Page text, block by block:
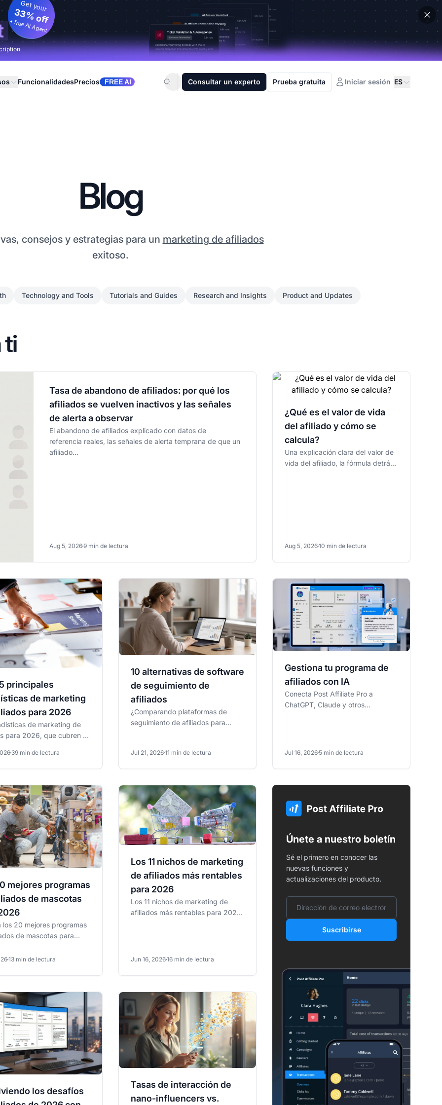
Get your
33% off
+ free AI Agent
FuncionalidadesPrecios FREE AI Consultar un experto Prueba gratuita Iniciar sesión ES
Blog
consejos y estrategias para un marketing de afiliados
exitoso.
Technology and Tools Tutorials and Guides Research and Insights Product and Updates
ti
Tasa de abandono de afiliados: por qué los
afiliados se vuelven inactivos y las señales
de alerta a observar
El abandono de afiliados explicado con datos de
referencia reales, las señales de alerta temprana de que un
afiliado...
Aug 5, 20269 min de lectura
¿Qué es el valor de vida
del afiliado y cómo se
calcula?
Una explicación clara del valor de
vida del afiliado, la fórmula detrás
Aug 5, 202610 min de lectura
principales
de marketing
para 2026
de marketing de
para 2026, que cubren el
39 min de lectura
10 alternativas de software
de seguimiento de
afiliados
¿Comparando plataformas de
seguimiento de afiliados para
Jul 21, 202611 min de lectura
Gestiona tu programa de
afiliados con IA
Conecta Post Affiliate Pro a
ChatGPT, Claude y otros
Jul 16, 2026 5 min de lectura
mejores programas
de mascotas
los 20 mejores programas
de mascotas para
generosas y...
13 min de lectura
Los 11 nichos de marketing
de afiliados más rentables
para 2026
Los 11 nichos de marketing de
afiliados más rentables para 2026,
Jun 16, 202616 min de lectura
los desafíos
Tasas de interacción de
nano-influencers vs.
Únete a nuestro boletín
Sé el primero en conocer las
nuevas funciones y
actualizaciones del producto.
Suscribirse